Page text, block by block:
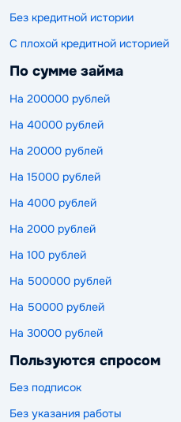
Без кредитной истории
С плохой кредитной историей
По сумме займа
На 200000 рублей
На 40000 рублей
На 20000 рублей
На 15000 рублей
На 4000 рублей
На 2000 рублей
На 100 рублей
На 500000 рублей
На 50000 рублей
На 30000 рублей
Пользуются спросом
Без подписок
Без указания работы